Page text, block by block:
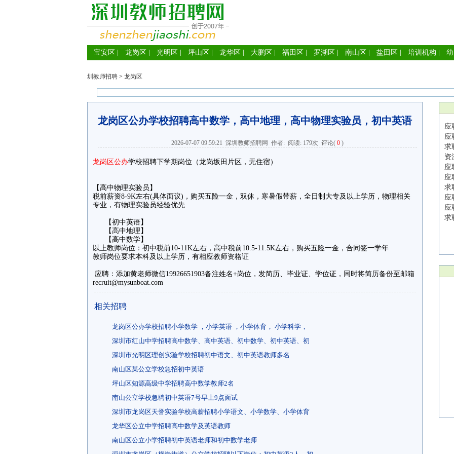
宝安区 龙岗区 光明区 坪山区 龙华区 大鹏区 福田区 罗湖区 南山区 盐田区 培训机构
圳教师招聘 > 龙岗区
龙岗区公办学校招聘高中数学，高中地理，高中物理实验员，初中英语
2026-07-07 09:59:21 深圳教师招聘网 作者: 阅读: 179次 评论( 0 )
龙岗区公办学校招聘下学期岗位（龙岗坂田片区，无住宿）
【高中物理实验员】
税前薪资8-9K左右(具体面议)，购买五险一金，双休，寒暑假带薪，全日制大专及以上学历，物理相关
专业，有物理实验员经验优先
【初中英语】
【高中地理】
【高中数学】
以上教师岗位：初中税前10-11K左右，高中税前10.5-11.5K左右，购买五险一金，合同签一学年
教师岗位要求本科及以上学历，有相应教师资格证
应聘：添加黄老师微信19926651903备注姓名+岗位，发简历、毕业证、学位证，同时将简历备份至邮箱
recruit@mysunboat.com
相关招聘
龙岗区公办学校招聘小学数学 ，小学英语 ，小学体育， 小学科学，
深圳市红山中学招聘高中数学、高中英语、初中数学、初中英语、初
深圳市光明区理创实验学校招聘初中语文、初中英语教师多名
南山区某公立学校急招初中英语
坪山区知源高级中学招聘高中数学教师2名
南山公立学校急聘初中英语7号早上9点面试
深圳市龙岗区天誉实验学校高薪招聘小学语文、小学数学、小学体育
龙华区公立中学招聘高中数学及英语教师
南山区公立小学招聘初中英语老师和初中数学老师
应
应
求
资
应
应
求
应
应
求